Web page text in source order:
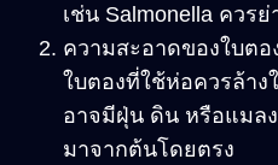
เช่น Salmonella ควร
ความสะอาดของใบตอ
ใบตองที่ใช้ห่อควรล้าง
อาจมีฝุ่น ดิน หรือแมล
มาจากต้นโดยตรง